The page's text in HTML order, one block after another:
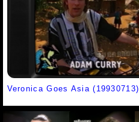
Veronica Goes Asia (19930713)